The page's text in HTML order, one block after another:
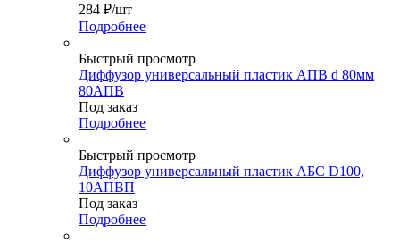
284 ₽/шт
Подробнее
Быстрый просмотр
Диффузор универсальный пластик АПВ d 80мм
80АПВ
Под заказ
Подробнее
Быстрый просмотр
Диффузор универсальный пластик АБС D100,
10АПВП
Под заказ
Подробнее